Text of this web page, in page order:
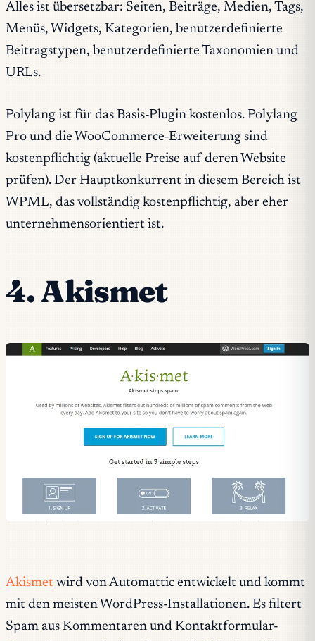
Alles ist übersetzbar: Seiten, Beiträge, Medien, Tags,
Menüs, Widgets, Kategorien, benutzerdefinierte
Beitragstypen, benutzerdefinierte Taxonomien und
URLs.
Polylang ist für das Basis-Plugin kostenlos. Polylang
Pro und die WooCommerce-Erweiterung sind
kostenpflichtig (aktuelle Preise auf deren Website
prüfen). Der Hauptkonkurrent in diesem Bereich ist
WPML, das vollständig kostenpflichtig, aber eher
unternehmensorientiert ist.
4. Akismet
Akismet wird von Automattic entwickelt und kommt
mit den meisten WordPress-Installationen. Es filtert
Spam aus Kommentaren und Kontaktformular-